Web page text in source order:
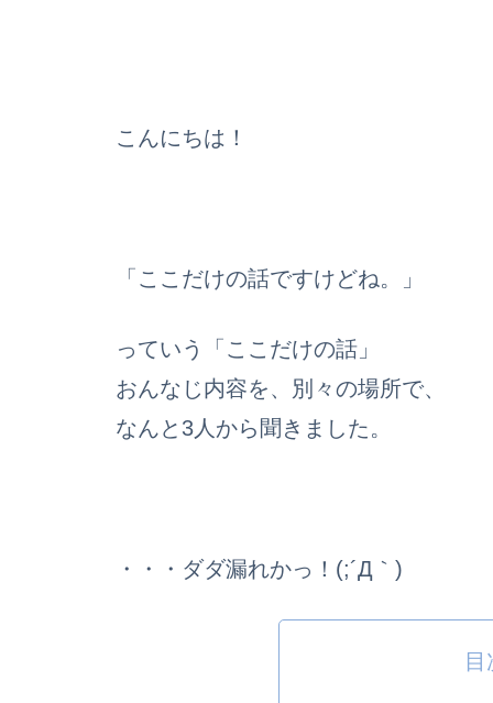
こんにちは！
「ここだけの話ですけどね。」
っていう「ここだけの話」
おんなじ内容を、別々の場所で、
なんと3人から聞きました。
・・・ダダ漏れかっ！(;´Д｀)
目